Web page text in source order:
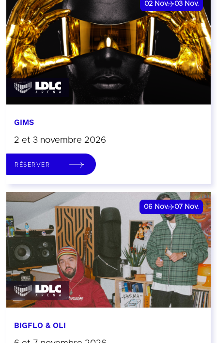
02 Nov. 03 Nov.
GIMS
2 et 3 novembre 2026
RÉSERVER
06 Nov. 07 Nov.
BIGFLO & OLI